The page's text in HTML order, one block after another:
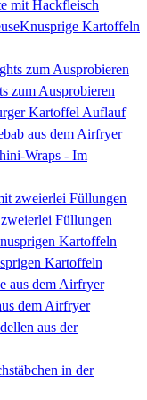
mit Hackfleisch
Knusprige Kartoffeln
zum Ausprobieren
Kartoffel Auflauf
aus dem Airfryer
Wraps - Im
Füllungen
Kartoffeln
dem Airfryer
aus der
in der